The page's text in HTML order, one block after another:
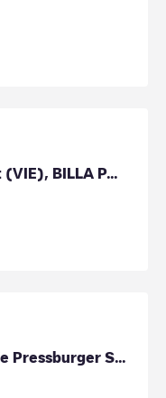
Vienna International Airport (VIE), BILLA PARKPLATZ
Aeroporto Fast Wien Energie Pressburger Straße 1300 Schwechat